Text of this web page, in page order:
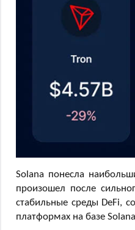
Solana понесла
произошел после
стабильные среды DeFi,
платформах на базе